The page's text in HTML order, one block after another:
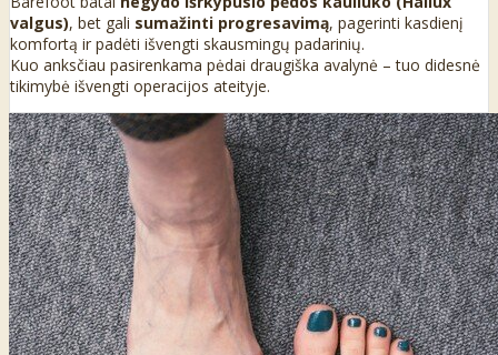
valgus), bet gali sumažinti progresavimą, pagerinti kasdienį
komfortą ir padėti išvengti skausmingų padarinių.
Kuo anksčiau pasirenkama pėdai draugiška avalynė – tuo didesnė
tikimybė išvengti operacijos ateityje.